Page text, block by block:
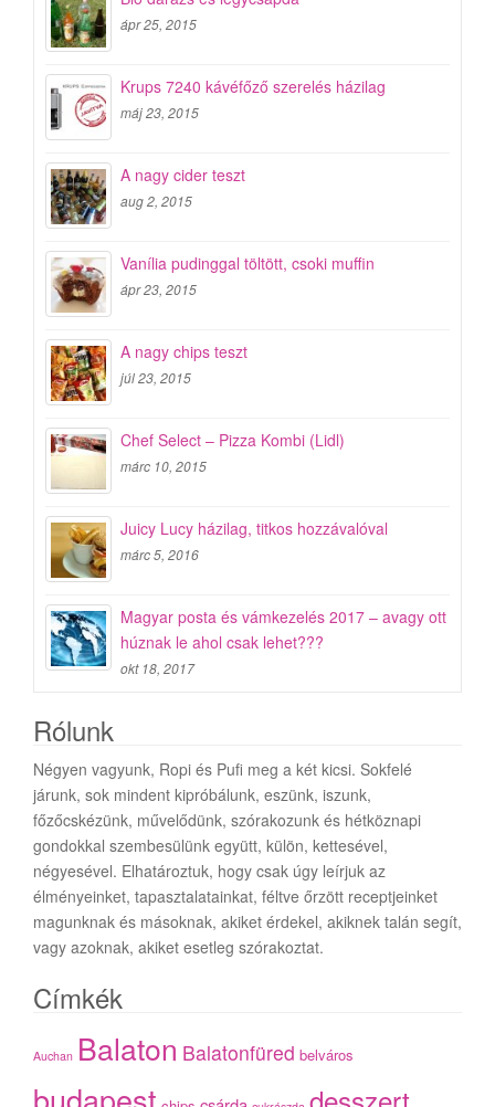
ápr 25, 2015
Krups 7240 kávéfőző szerelés házilag
máj 23, 2015
A nagy cider teszt
aug 2, 2015
Vanília pudinggal töltött, csoki muffin
ápr 23, 2015
A nagy chips teszt
júl 23, 2015
Chef Select – Pizza Kombi (Lidl)
márc 10, 2015
Juicy Lucy házilag, titkos hozzávalóval
márc 5, 2016
Magyar posta és vámkezelés 2017 – avagy ott
húznak le ahol csak lehet???
okt 18, 2017
Rólunk
Négyen vagyunk, Ropi és Pufi meg a két kicsi. Sokfelé
járunk, sok mindent kipróbálunk, eszünk, iszunk,
főzőcskézünk, művelődünk, szórakozunk és hétköznapi
gondokkal szembesülünk együtt, külön, kettesével,
négyesével. Elhatároztuk, hogy csak úgy leírjuk az
élményeinket, tapasztalatainkat, féltve őrzött receptjeinket
magunknak és másoknak, akiket érdekel, akiknek talán segít,
vagy azoknak, akiket esetleg szórakoztat.
Címkék
Auchan Balaton Balatonfüred belváros